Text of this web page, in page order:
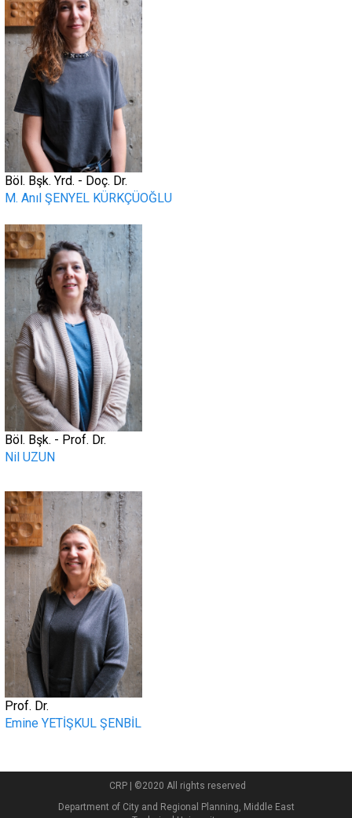
Böl. Bşk. Yrd. - Doç. Dr.
M. Anıl ŞENYEL KÜRKÇÜOĞLU
Böl. Bşk. - Prof. Dr.
Nil UZUN
Prof. Dr.
Emine YETİŞKUL ŞENBİL
CRP | ©2020 All rights reserved
Department of City and Regional Planning, Middle East